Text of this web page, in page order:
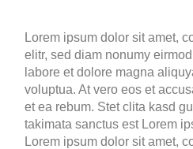
Lorem ipsum dolor sit amet,
elitr, sed diam nonumy
labore et dolore magna
voluptua. At vero eos et
et ea rebum. Stet clita kasd
takimata sanctus est Lorem
Lorem ipsum dolor sit amet,